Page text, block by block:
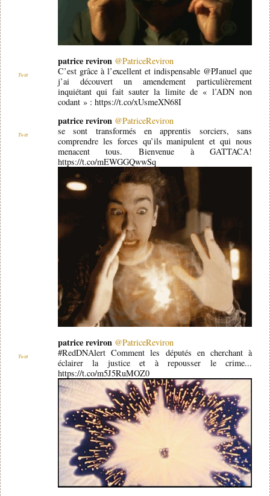
Twitt
patrice reviron @PatriceReviron
C’est grâce à l’excellent et indispensable @PJanuel que
j’ai découvert un amendement particulièrement
inquiétant qui fait sauter la limite de « l’ADN non
codant » : https://t.co/xUsmeXN68I
Twitt
patrice reviron @PatriceReviron
se sont transformés en apprentis sorciers, sans
comprendre les forces qu’ils manipulent et qui nous
menacent tous. Bienvenue à GATTACA!
https://t.co/mEWGGQwwSq
Twitt
patrice reviron @PatriceReviron
#RedDNAlert Comment les députés en cherchant à
éclairer la justice et à repousser le crime...
https://t.co/m5J5RuMOZ0